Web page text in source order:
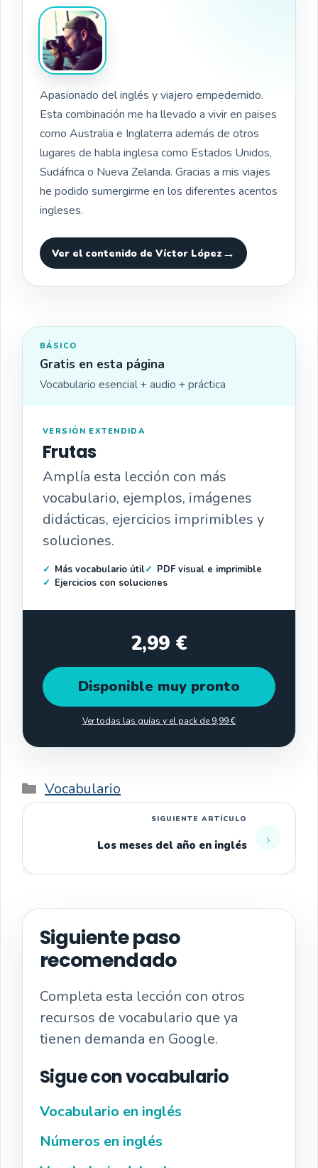
Apasionado del inglés y viajero empedernido.
Esta combinación me ha llevado a vivir en paises
como Australia e Inglaterra además de otros
lugares de habla inglesa como Estados Unidos,
Sudáfrica o Nueva Zelanda. Gracias a mis viajes
he podido sumergirme en los diferentes acentos
ingleses.
Ver el contenido de Víctor López
BÁSICO
Gratis en esta página
Vocabulario esencial + audio + práctica
VERSIÓN EXTENDIDA
Frutas
Amplía esta lección con más
vocabulario, ejemplos, imágenes
didácticas, ejercicios imprimibles y
soluciones.
Más vocabulario útil
PDF visual e imprimible
Ejercicios con soluciones
2,99 €
Disponible muy pronto
Ver todas las guías y el pack de 9,99 €
Categorías
Vocabulario
Los meses del año en inglés
Siguiente paso
recomendado
Completa esta lección con otros
recursos de vocabulario que ya
tienen demanda en Google.
Sigue con vocabulario
Vocabulario en inglés
Números en inglés